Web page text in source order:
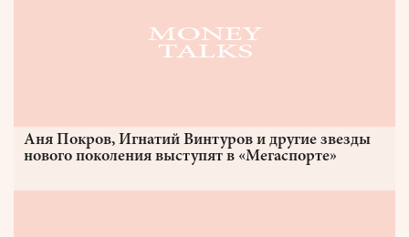
Аня Покров, Игнатий Винтуров и другие звезды
нового поколения выступят в «Мегаспорте»